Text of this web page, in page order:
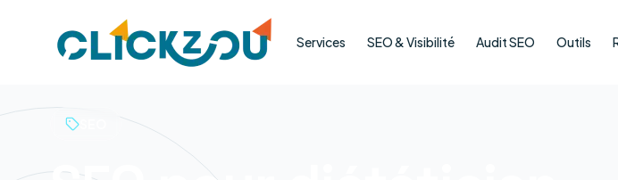
Services SEO & Visibilité Audit SEO Outils